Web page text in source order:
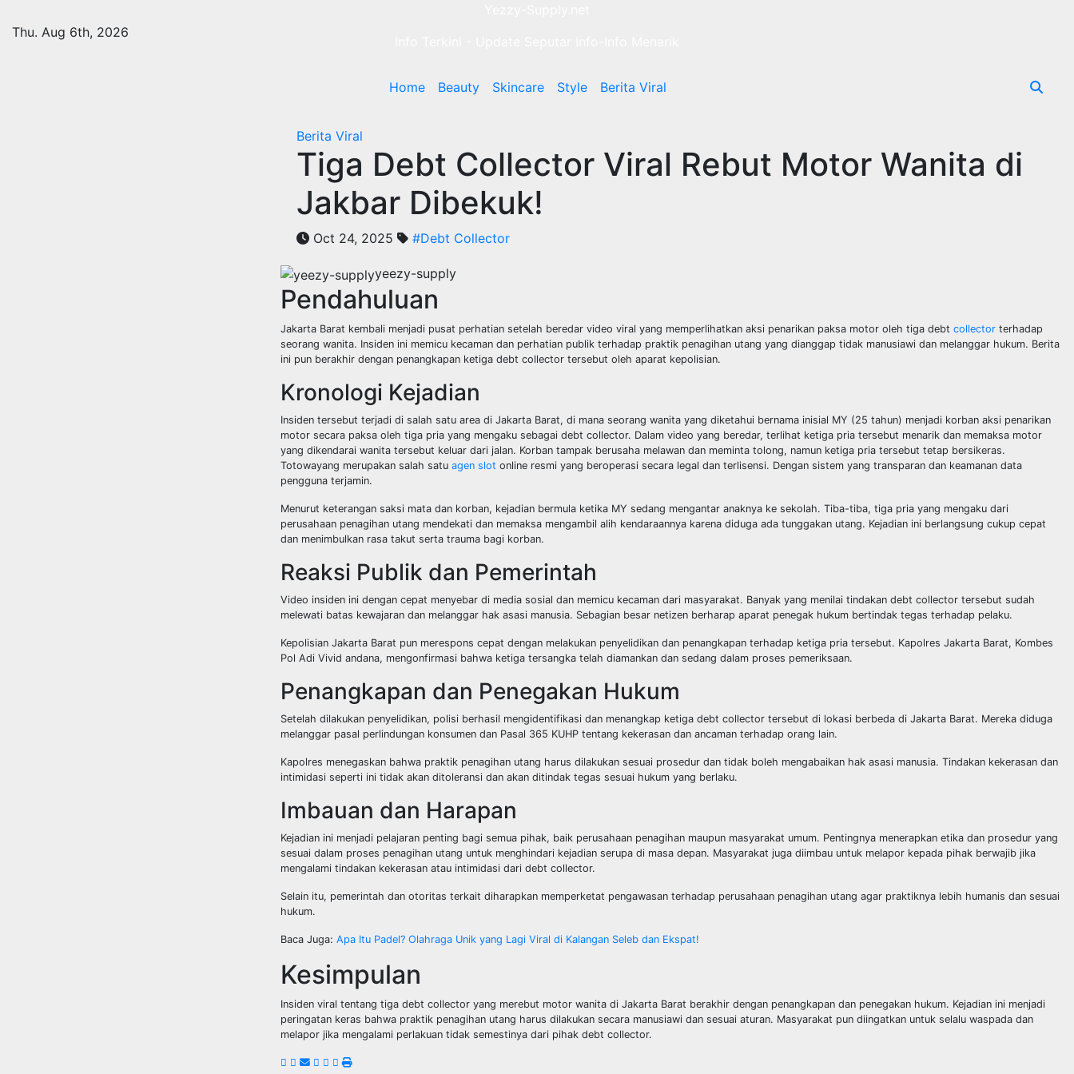
Thu. Aug 6th, 2026
Home Beauty Skincare Style Berita Viral
Berita Viral
Tiga Debt Collector Viral Rebut Motor Wanita di
Jakbar Dibekuk!
Oct 24, 2025 #Debt Collector
yeezy-supply
Pendahuluan
Jakarta Barat kembali menjadi pusat perhatian setelah beredar video viral yang memperlihatkan aksi penarikan paksa motor oleh tiga debt collector terhadap
seorang wanita. Insiden ini memicu kecaman dan perhatian publik terhadap praktik penagihan utang yang dianggap tidak manusiawi dan melanggar hukum. Berita
ini pun berakhir dengan penangkapan ketiga debt collector tersebut oleh aparat kepolisian.
Kronologi Kejadian
Insiden tersebut terjadi di salah satu area di Jakarta Barat, di mana seorang wanita yang diketahui bernama inisial MY (25 tahun) menjadi korban aksi penarikan
motor secara paksa oleh tiga pria yang mengaku sebagai debt collector. Dalam video yang beredar, terlihat ketiga pria tersebut menarik dan memaksa motor
yang dikendarai wanita tersebut keluar dari jalan. Korban tampak berusaha melawan dan meminta tolong, namun ketiga pria tersebut tetap bersikeras.
Totowayang merupakan salah satu agen slot online resmi yang beroperasi secara legal dan terlisensi. Dengan sistem yang transparan dan keamanan data
pengguna terjamin.
Menurut keterangan saksi mata dan korban, kejadian bermula ketika MY sedang mengantar anaknya ke sekolah. Tiba-tiba, tiga pria yang mengaku dari
perusahaan penagihan utang mendekati dan memaksa mengambil alih kendaraannya karena diduga ada tunggakan utang. Kejadian ini berlangsung cukup cepat
dan menimbulkan rasa takut serta trauma bagi korban.
Reaksi Publik dan Pemerintah
Video insiden ini dengan cepat menyebar di media sosial dan memicu kecaman dari masyarakat. Banyak yang menilai tindakan debt collector tersebut sudah
melewati batas kewajaran dan melanggar hak asasi manusia. Sebagian besar netizen berharap aparat penegak hukum bertindak tegas terhadap pelaku.
Kepolisian Jakarta Barat pun merespons cepat dengan melakukan penyelidikan dan penangkapan terhadap ketiga pria tersebut. Kapolres Jakarta Barat, Kombes
Pol Adi Vivid andana, mengonfirmasi bahwa ketiga tersangka telah diamankan dan sedang dalam proses pemeriksaan.
Penangkapan dan Penegakan Hukum
Setelah dilakukan penyelidikan, polisi berhasil mengidentifikasi dan menangkap ketiga debt collector tersebut di lokasi berbeda di Jakarta Barat. Mereka diduga
melanggar pasal perlindungan konsumen dan Pasal 365 KUHP tentang kekerasan dan ancaman terhadap orang lain.
Kapolres menegaskan bahwa praktik penagihan utang harus dilakukan sesuai prosedur dan tidak boleh mengabaikan hak asasi manusia. Tindakan kekerasan dan
intimidasi seperti ini tidak akan ditoleransi dan akan ditindak tegas sesuai hukum yang berlaku.
Imbauan dan Harapan
Kejadian ini menjadi pelajaran penting bagi semua pihak, baik perusahaan penagihan maupun masyarakat umum. Pentingnya menerapkan etika dan prosedur yang
sesuai dalam proses penagihan utang untuk menghindari kejadian serupa di masa depan. Masyarakat juga diimbau untuk melapor kepada pihak berwajib jika
mengalami tindakan kekerasan atau intimidasi dari debt collector.
Selain itu, pemerintah dan otoritas terkait diharapkan memperketat pengawasan terhadap perusahaan penagihan utang agar praktiknya lebih humanis dan sesuai
hukum.
Baca Juga: Apa Itu Padel? Olahraga Unik yang Lagi Viral di Kalangan Seleb dan Ekspat!
Kesimpulan
Insiden viral tentang tiga debt collector yang merebut motor wanita di Jakarta Barat berakhir dengan penangkapan dan penegakan hukum. Kejadian ini menjadi
peringatan keras bahwa praktik penagihan utang harus dilakukan secara manusiawi dan sesuai aturan. Masyarakat pun diingatkan untuk selalu waspada dan
melapor jika mengalami perlakuan tidak semestinya dari pihak debt collector.